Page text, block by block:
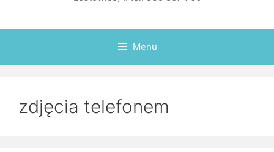
Menu
zdjęcia telefonem